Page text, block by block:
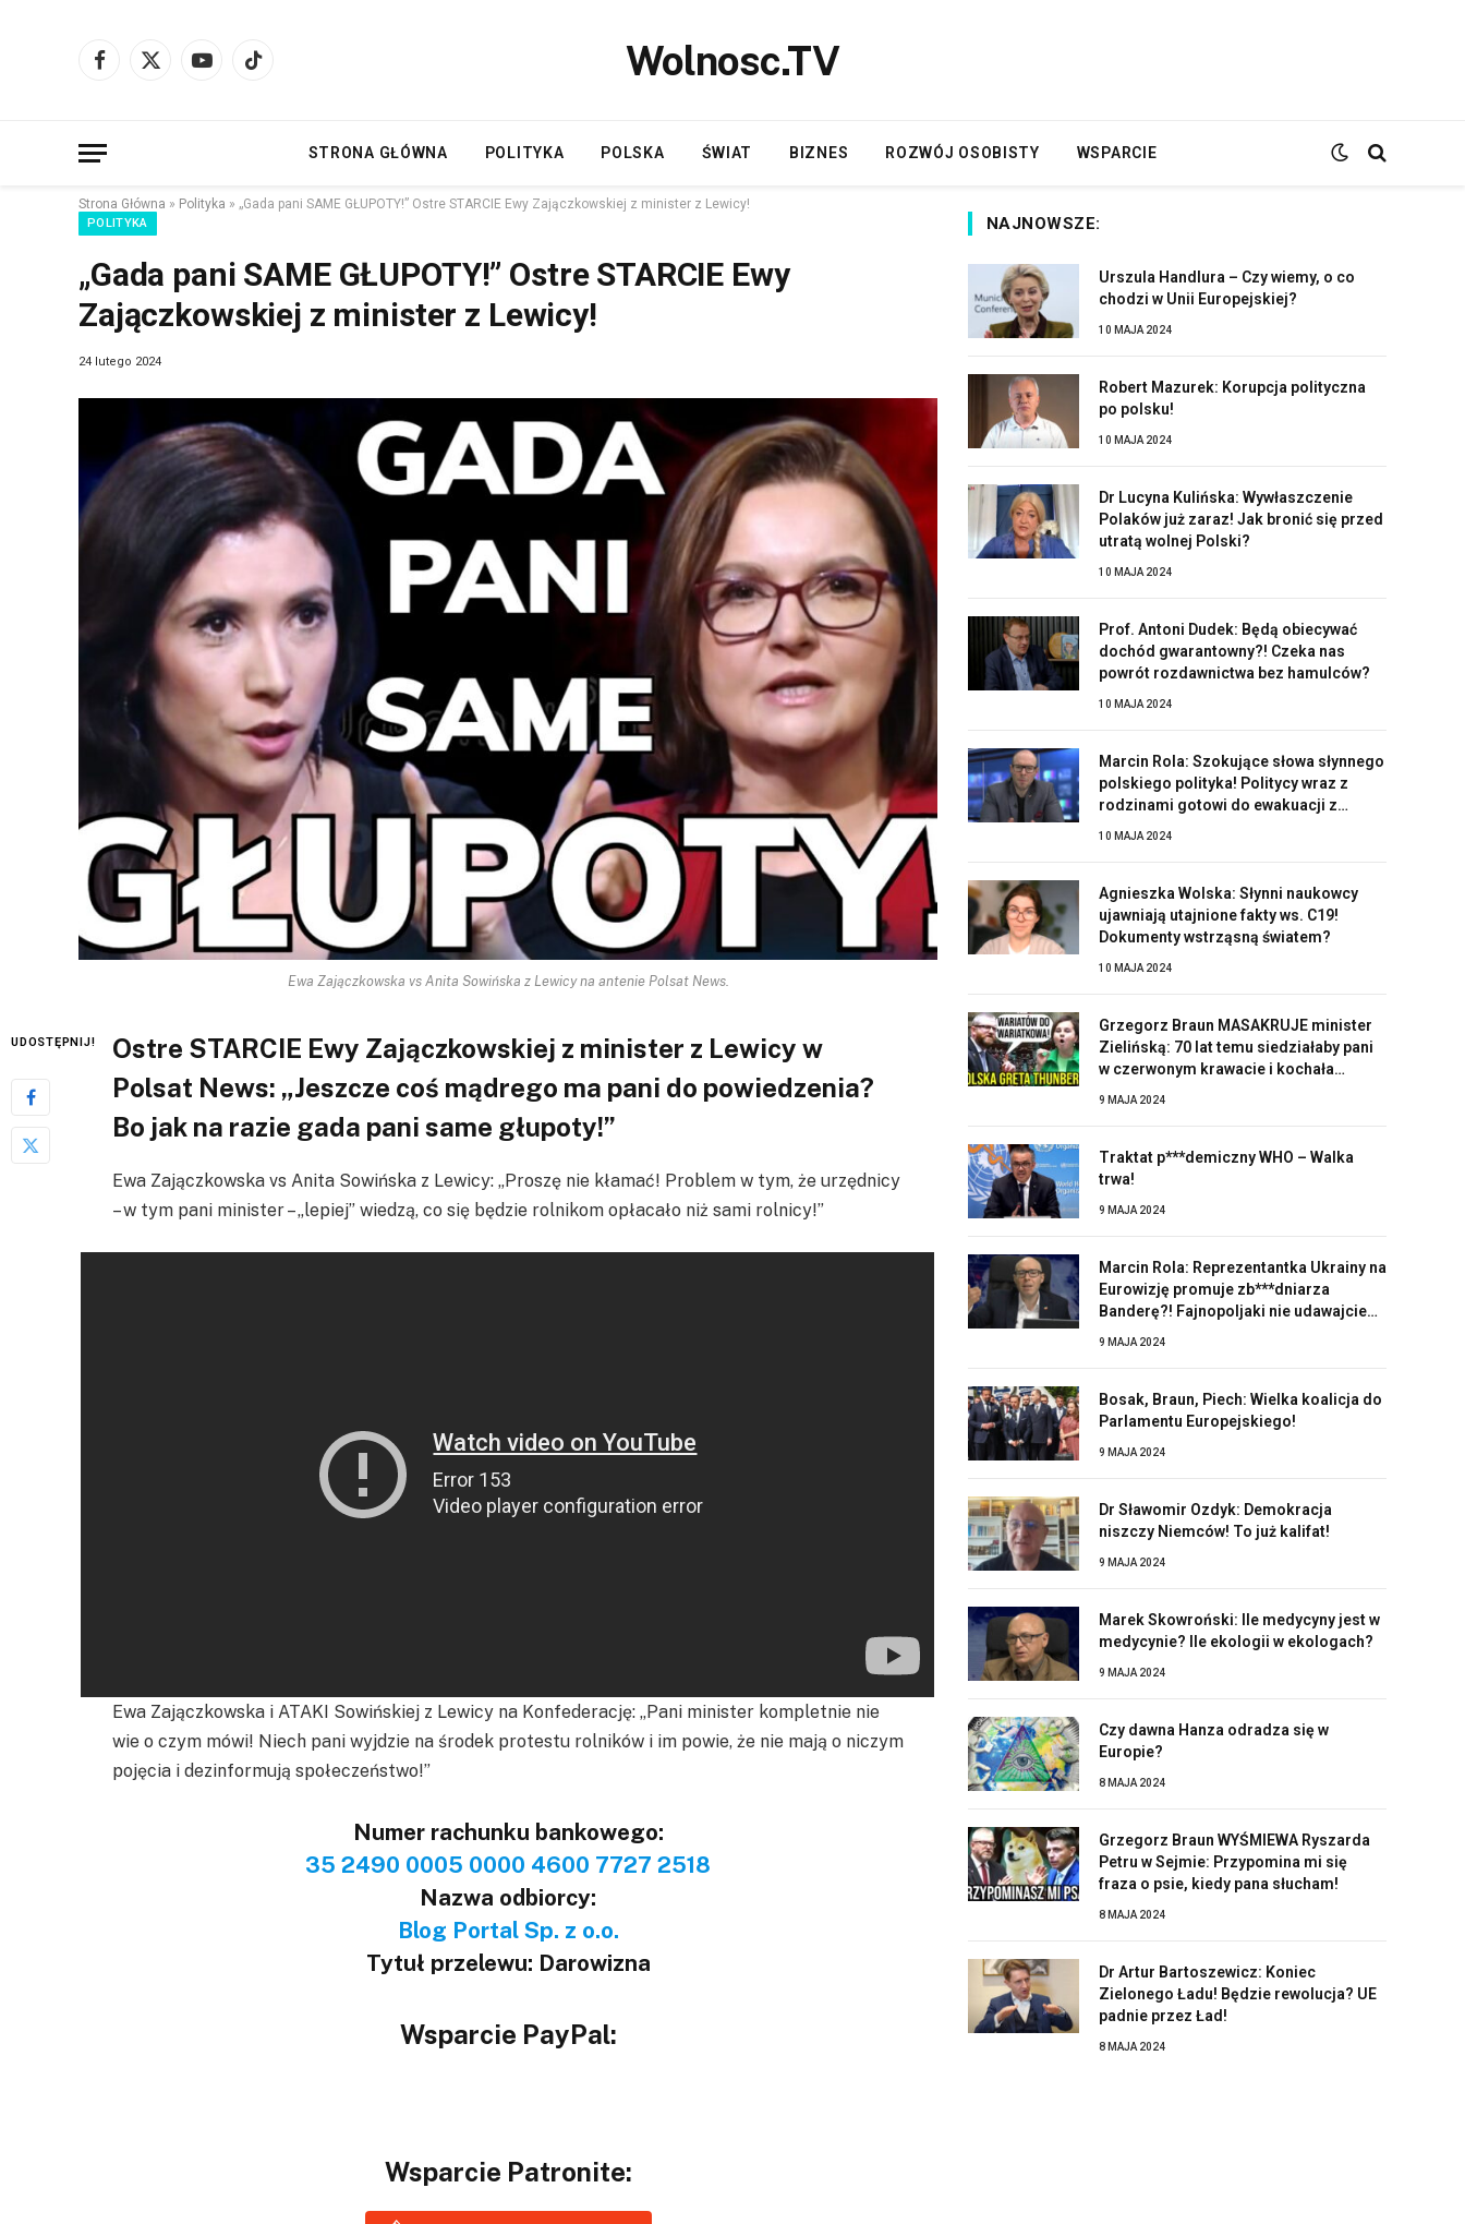
Facebook
X
YouTubeTikTok Wolnosc.TV
STRONA GŁÓWNA POLITYKA POLSKA ŚWIAT BIZNES ROZWÓJ OSOBISTY WSPARCIE
Strona Główna » Polityka » „Gada pani SAME GŁUPOTY!” Ostre STARCIE Ewy Zajączkowskiej z minister z Lewicy!
POLITYKA
„Gada pani SAME GŁUPOTY!” Ostre STARCIE Ewy
Zajączkowskiej z minister z Lewicy!
24 lutego 2024
Ewa Zajączkowska vs Anita Sowińska z Lewicy na antenie Polsat News.
UDOSTĘPNIJ!
Ostre STARCIE Ewy Zajączkowskiej z minister z Lewicy w
Polsat News: „Jeszcze coś mądrego ma pani do powiedzenia?
Bo jak na razie gada pani same głupoty!”
Ewa Zajączkowska vs Anita Sowińska z Lewicy: „Proszę nie kłamać! Problem w tym, że urzędnicy
– w tym pani minister – „lepiej” wiedzą, co się będzie rolnikom opłacało niż sami rolnicy!”
Ewa Zajączkowska i ATAKI Sowińskiej z Lewicy na Konfederację: „Pani minister kompletnie nie
wie o czym mówi! Niech pani wyjdzie na środek protestu rolników i im powie, że nie mają o niczym
pojęcia i dezinformują społeczeństwo!”
Numer rachunku bankowego:
35 2490 0005 0000 4600 7727 2518
Nazwa odbiorcy:
Blog Portal Sp. z o.o.
Tytuł przelewu: Darowizna
Wsparcie PayPal:
Wsparcie Patronite:
NAJNOWSZE:
Urszula Handlura – Czy wiemy, o co
chodzi w Unii Europejskiej?
10 MAJA 2024
Robert Mazurek: Korupcja polityczna
po polsku!
10 MAJA 2024
Dr Lucyna Kulińska: Wywłaszczenie
Polaków już zaraz! Jak bronić się przed
utratą wolnej Polski?
10 MAJA 2024
Prof. Antoni Dudek: Będą obiecywać
dochód gwarantowny?! Czeka nas
powrót rozdawnictwa bez hamulców?
10 MAJA 2024
Marcin Rola: Szokujące słowa słynnego
polskiego polityka! Politycy wraz z
rodzinami gotowi do ewakuacji z
10 MAJA 2024
Agnieszka Wolska: Słynni naukowcy
ujawniają utajnione fakty ws. C19!
Dokumenty wstrząsną światem?
10 MAJA 2024
Grzegorz Braun MASAKRUJE minister
Zielińską: 70 lat temu siedziałaby pani
w czerwonym krawacie i kochała
9 MAJA 2024
Traktat p***demiczny WHO – Walka
trwa!
9 MAJA 2024
Marcin Rola: Reprezentantka Ukrainy na
Eurowizję promuje zb***dniarza
Banderę?! Fajnopoljaki nie udawajcie
9 MAJA 2024
Bosak, Braun, Piech: Wielka koalicja do
Parlamentu Europejskiego!
9 MAJA 2024
Dr Sławomir Ozdyk: Demokracja
niszczy Niemców! To już kalifat!
9 MAJA 2024
Marek Skowroński: Ile medycyny jest w
medycynie? Ile ekologii w ekologach?
9 MAJA 2024
Czy dawna Hanza odradza się w
Europie?
8 MAJA 2024
Grzegorz Braun WYŚMIEWA Ryszarda
Petru w Sejmie: Przypomina mi się
fraza o psie, kiedy pana słucham!
8 MAJA 2024
Dr Artur Bartoszewicz: Koniec
Zielonego Ładu! Będzie rewolucja? UE
padnie przez Ład!
8 MAJA 2024